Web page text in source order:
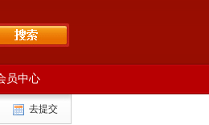
员中心
去提交